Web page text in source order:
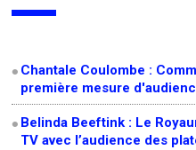
Chantale Coulombe :
première mesure
Belinda Beeftink : Le
TV avec l’audience des